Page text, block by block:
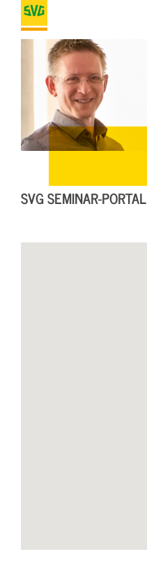
SVG SEMINAR-PORTAL